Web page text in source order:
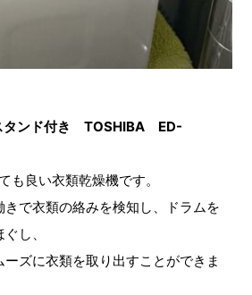
ンド付き TOSHIBA ED-
も良い衣類乾燥機です。
で衣類の絡みを検知し、ドラムを
し、
ズに衣類を取り出すことができま